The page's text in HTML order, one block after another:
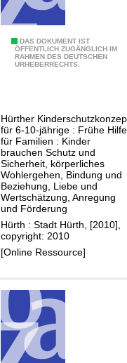
e
a
n
k
u
n
g
e
n
i
n
e
F
ü
DAS DOKUMENT IST
ÖFFENTLICH ZUGÄNGLICH IM
RAHMEN DES DEUTSCHEN
URHEBERRECHTS.
G
n
s
a
m
d
a
s
K
i
d
s
w
o
Hürther
für 6-10-jährige : Frühe
für Familien : Kinder
brauchen Schutz und
Sicherheit, körperliches
Wohlergehen, Bindung und
Beziehung, Liebe und
Wertschätzung, Anregung
und Förderung
Hürth : Stadt Hürth, [2010],
copyright: 2010
[Online Ressource]